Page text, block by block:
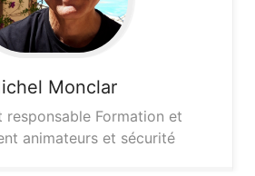
Monclar
responsable Formation et
animateurs et sécurité